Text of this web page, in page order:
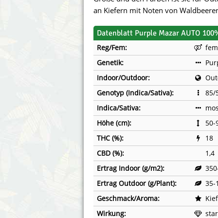
Annabelle´s Garden
Barney´s Farm
Blimburn Seeds
Bulk Seed Bank
Bulldog Seeds
Cannabella Genetics
Fast
Female
G13 Labs
Green
House
an Kiefern mit Noten von
Datenblatt Purple Mazar AUTO
Reg/Fem:
Genetik:
Indoor/Outdoor:
Genotyp (Indica/Sativa):
85/
Indica/Sativa:
Höhe (cm):
50-
THC (%):
18
CBD (%):
1,4
Ertrag Indoor (g/m2):
Ertrag Outdoor (g/Plant):
35-
Geschmack/Aroma:
Wirkung: